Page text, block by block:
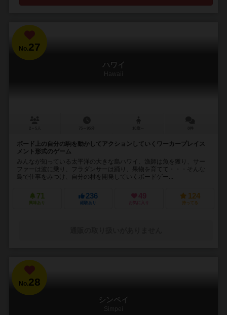
No.27
ハワイ
Hawaii
ボード上の自分の駒を動かしてアクションしていくワーカープレイス
メント形式のゲーム
みんなが知っている太平洋の大きな島ハワイ、漁師は魚を獲り、サー
ファーは波に乗り、フラダンサーは踊り、果物を育てて・・・そんな
島で仕事をみつけ、自分の村を開発していくボードゲー...
71
興味あり
236
経験あり
49
お気に入り
124
持ってる
No.28
シンペイ
Simpei